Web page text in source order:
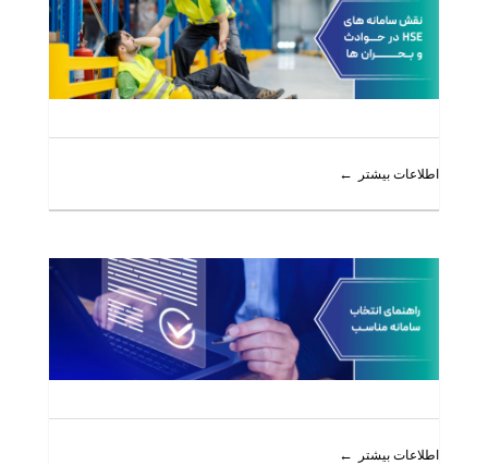
اطلاعات بیشتر
اطلاعات بیشتر